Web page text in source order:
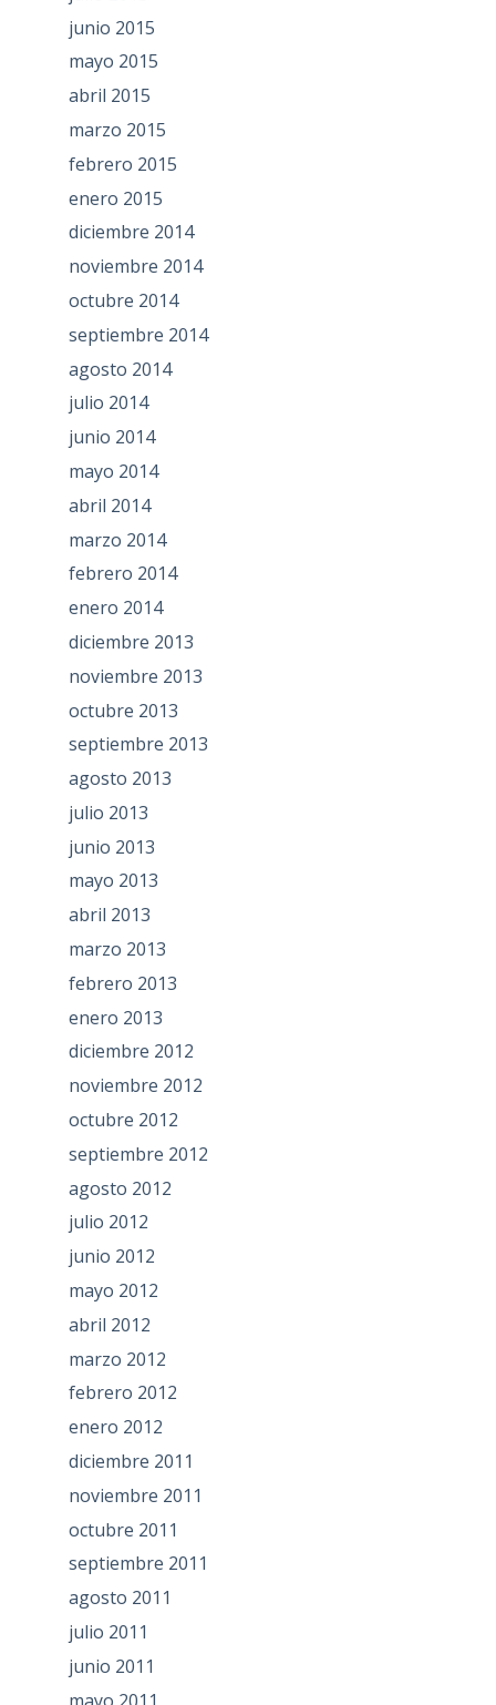
junio 2015
mayo 2015
abril 2015
marzo 2015
febrero 2015
enero 2015
diciembre 2014
noviembre 2014
octubre 2014
septiembre 2014
agosto 2014
julio 2014
junio 2014
mayo 2014
abril 2014
marzo 2014
febrero 2014
enero 2014
diciembre 2013
noviembre 2013
octubre 2013
septiembre 2013
agosto 2013
julio 2013
junio 2013
mayo 2013
abril 2013
marzo 2013
febrero 2013
enero 2013
diciembre 2012
noviembre 2012
octubre 2012
septiembre 2012
agosto 2012
julio 2012
junio 2012
mayo 2012
abril 2012
marzo 2012
febrero 2012
enero 2012
diciembre 2011
noviembre 2011
octubre 2011
septiembre 2011
agosto 2011
julio 2011
junio 2011